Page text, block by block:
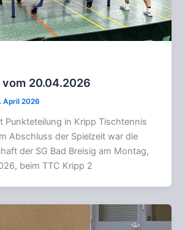
vom 20.04.2026
April 2026
Punkteteilung in Kripp Tischtennis
Abschluss der Spielzeit war die
der SG Bad Breisig am Montag,
beim TTC Kripp 2